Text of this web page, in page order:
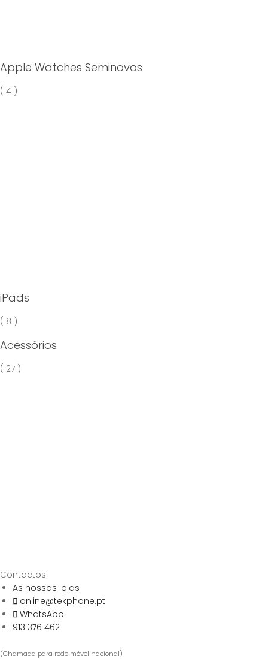
Apple Watches Seminovos
( 4 )
iPads
( 8 )
Acessórios
( 27 )
Contactos
As nossas lojas
online@tekphone.pt
WhatsApp
913 376 462
(Chamada para rede móvel nacional)